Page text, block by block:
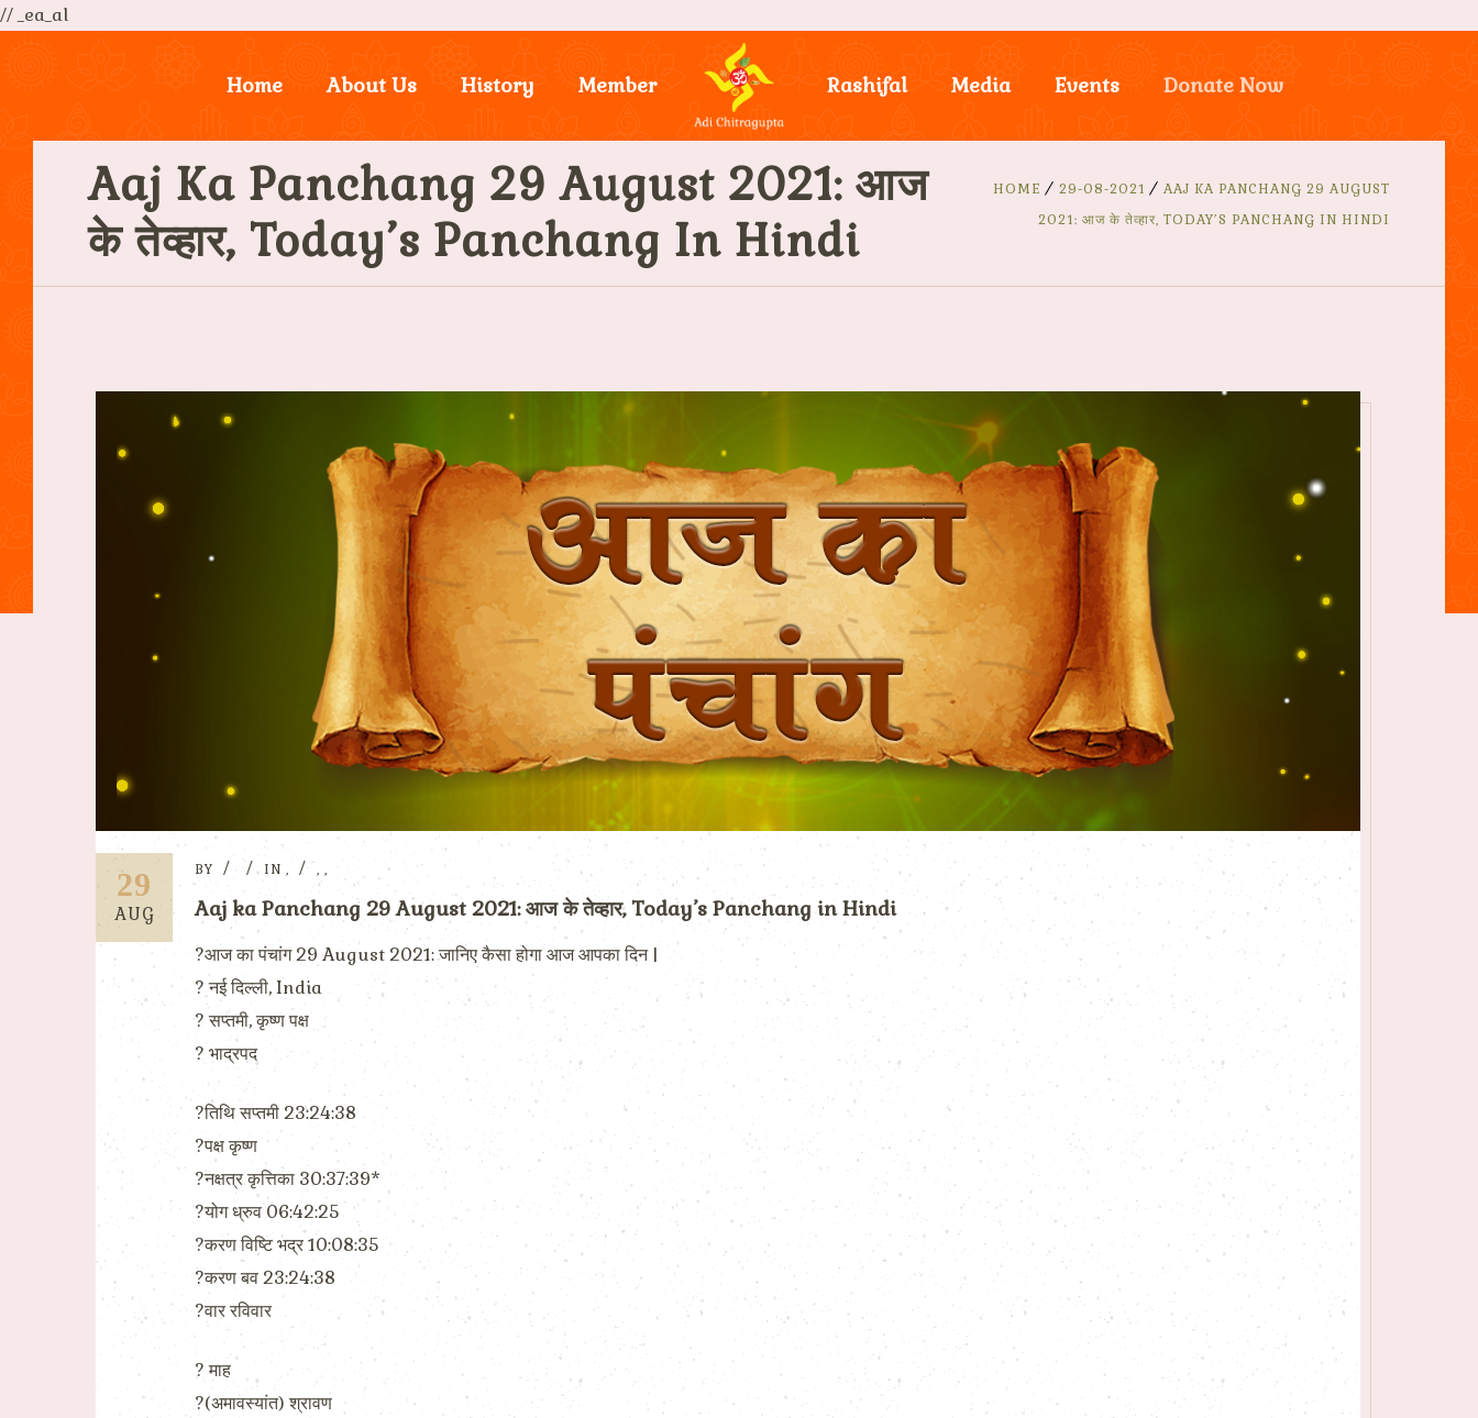
// _ea_al
Home About Us History Member Rashifal Media Events Donate Now
Aaj Ka Panchang 29 August 2021: आज
के तेव्हार, Today’s Panchang In Hindi
HOME 29-08-2021
AAJ KA PANCHANG 29 AUGUST
2021: आज के तेव्हार, TODAY’S PANCHANG IN HINDI
29
AUG
BY IN , , ,
Aaj ka Panchang 29 August 2021: आज के तेव्हार, Today’s Panchang in Hindi
?आज का पंचांग 29 August 2021: जानिए कैसा होगा आज आपका दिन |
?️ नई दिल्ली, India
?️ सप्तमी, कृष्ण पक्ष
?️ भाद्रपद
?तिथि सप्तमी 23:24:38
?पक्ष कृष्ण
?नक्षत्र कृत्तिका 30:37:39*
?योग ध्रुव 06:42:25
?करण विष्टि भद्र 10:08:35
?करण बव 23:24:38
?वार रविवार
?️ माह
?(अमावस्यांत) श्रावण